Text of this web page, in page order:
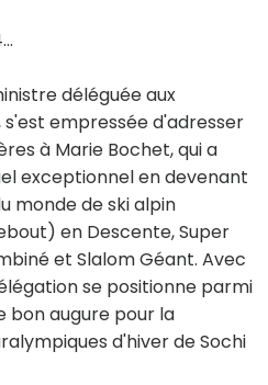
déléguée aux
empressée d'adresser
à Marie Bochet, qui a
exceptionnel en devenant
monde de ski alpin
en Descente, Super
et Slalom Géant. Avec
se positionne parmi
bon augure pour la
d'hiver de Sochi